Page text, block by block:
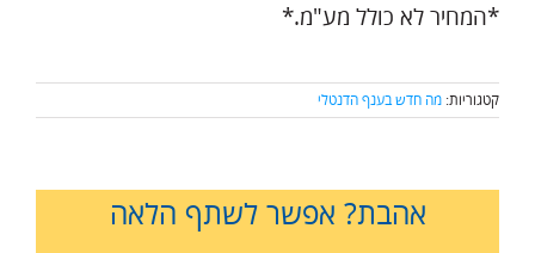
*המחיר לא כולל מע"מ.*
קטגוריות: מה חדש בענף הדנטלי
אהבת? אפשר לשתף הלאה